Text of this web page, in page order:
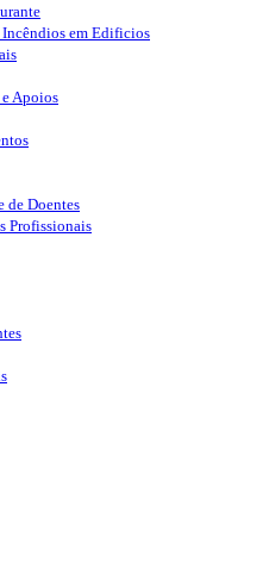
Incêndios em Edificios
Apoios
de Doentes
Profissionais